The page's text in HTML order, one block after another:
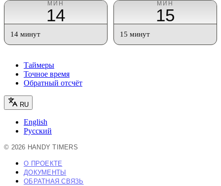
МИН
14
14 минут
МИН
15
15 минут
Таймеры
Точное время
Обратный отсчёт
RU
English
Русский
© 2026 HANDY TIMERS
О ПРОЕКТЕ
ДОКУМЕНТЫ
ОБРАТНАЯ СВЯЗЬ